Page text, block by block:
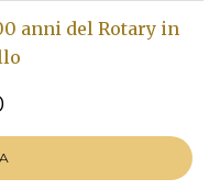
anni del Rotary in